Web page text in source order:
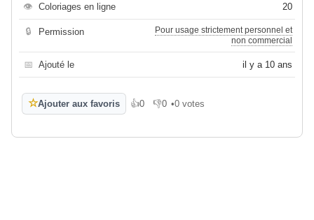
👁 Coloriages en ligne 20
🔒 Permission
Pour usage strictement personnel et
non commercial
📅 Ajouté le il y a 10 ans
☆Ajouter aux favoris 👍0
J'aime👎0
Je n'aime pas
•0 votes